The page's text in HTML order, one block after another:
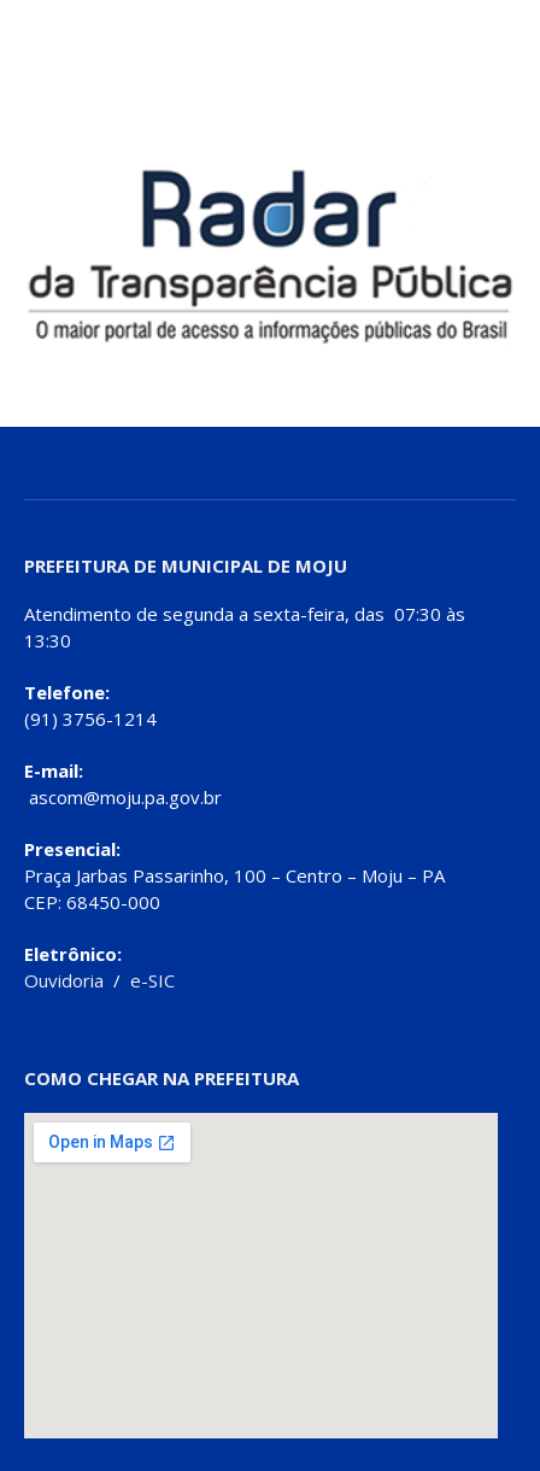
PREFEITURA DE MUNICIPAL DE MOJU
Atendimento de segunda a sexta-feira, das 07:30 às
13:30
Telefone:
(91) 3756-1214
E-mail:
ascom@moju.pa.gov.br
Presencial:
Praça Jarbas Passarinho, 100 – Centro – Moju – PA
CEP: 68450-000
Eletrônico:
Ouvidoria / e-SIC
COMO CHEGAR NA PREFEITURA